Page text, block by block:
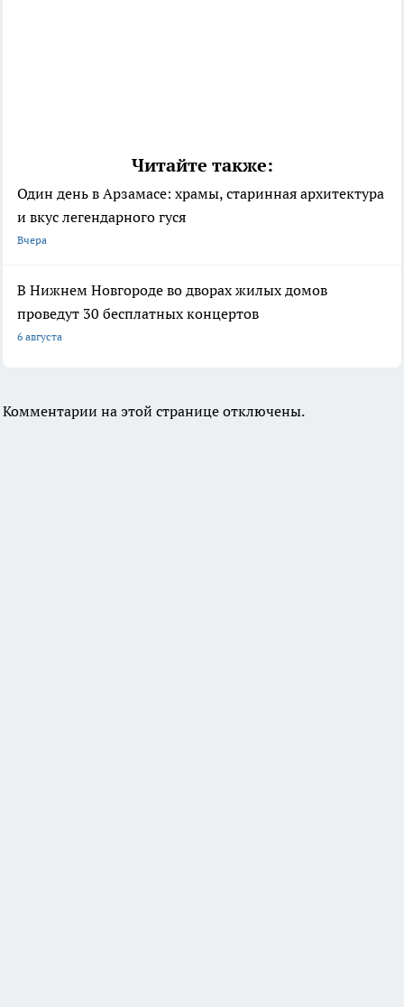
Читайте также:
Один день в Арзамасе: храмы, старинная архитектура
и вкус легендарного гуся
Вчера
В Нижнем Новгороде во дворах жилых домов
проведут 30 бесплатных концертов
6 августа
Комментарии на этой странице отключены.